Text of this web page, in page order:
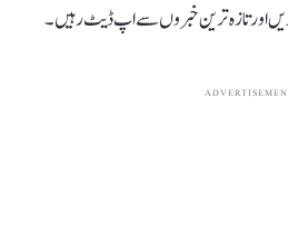
اور تازہ ترین خبروں سے اپ ڈیٹ رہیں۔